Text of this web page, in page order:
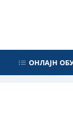
ОНЛАЈН